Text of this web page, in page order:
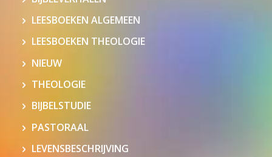
LEESBOEKEN ALGEMEEN
LEESBOEKEN THEOLOGIE
NIEUW
THEOLOGIE
BIJBELSTUDIE
PASTORAAL
LEVENSBESCHRIJVING